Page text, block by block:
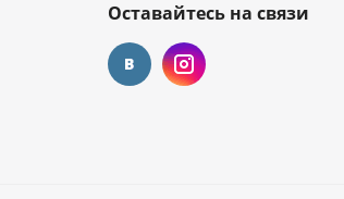
Оставайтесь на связи